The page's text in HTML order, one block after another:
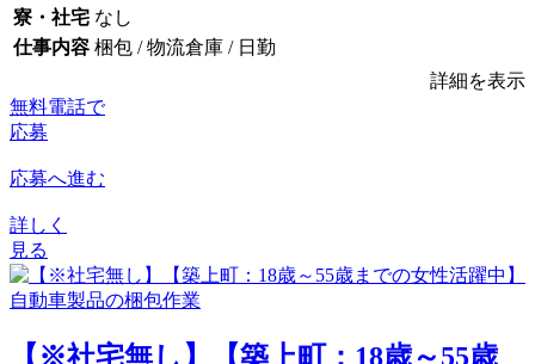
寮・社宅 なし
仕事内容 梱包 / 物流倉庫 / 日勤
詳細を表示
無料電話で
応募
応募へ進む
詳しく
見る
【※社宅無し】【築上町：18歳～55歳